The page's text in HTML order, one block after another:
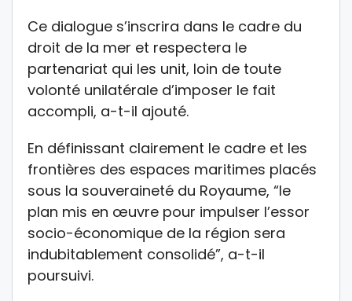
Ce dialogue s’inscrira dans le cadre du
droit de la mer et respectera le
partenariat qui les unit, loin de toute
volonté unilatérale d’imposer le fait
accompli, a-t-il ajouté.
En définissant clairement le cadre et les
frontières des espaces maritimes placés
sous la souveraineté du Royaume, “le
plan mis en œuvre pour impulser l’essor
socio-économique de la région sera
indubitablement consolidé”, a-t-il
poursuivi.